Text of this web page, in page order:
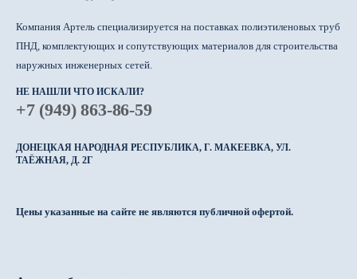
Компания Артель специализируется на поставках полиэтиленовых труб
ПНД, комплектующих и сопутствующих материалов для строительства
наружных инженерных сетей.
НЕ НАШЛИ ЧТО ИСКАЛИ?
+7 (949) 863-86-59
ДОНЕЦКАЯ НАРОДНАЯ РЕСПУБЛИКА, Г. МАКЕЕВКА, УЛ.
ТАЁЖНАЯ, Д. 2Г
Цены указанные на сайте не являются публичной офертой.